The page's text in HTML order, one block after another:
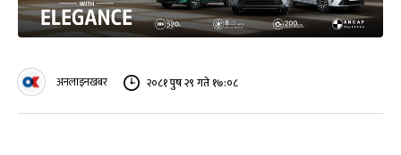
अनलाइनखबर २०८१ पुष २९ गते १७:०८